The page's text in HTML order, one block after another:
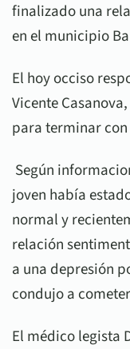
finalizado una
en el municipio
El hoy occiso
Vicente
para terminar
Según
joven había
normal y
relación
a una depresión
condujo a
El médico legista